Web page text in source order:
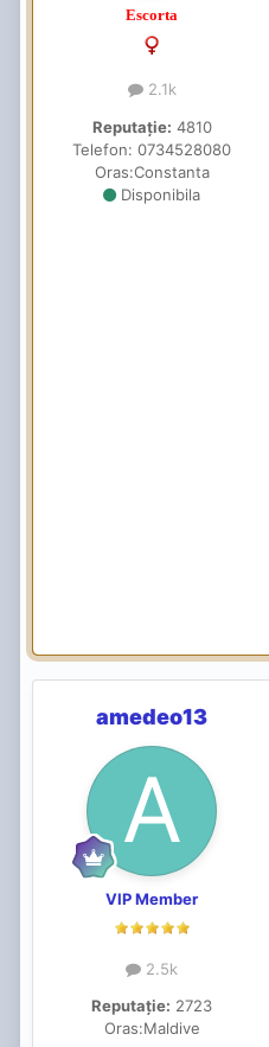
Escorta
2.1k
Reputație: 4810
Telefon: 0734528080
Oras:Constanta
Disponibila
amedeo13
VIP Member
2.5k
Reputație: 2723
Oras:Maldive